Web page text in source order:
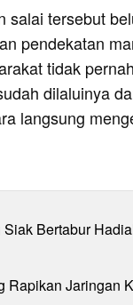
salai tersebut
pendekatan
tidak
dilaluinya
langsung
Bertabur
Rapikan Jaringan